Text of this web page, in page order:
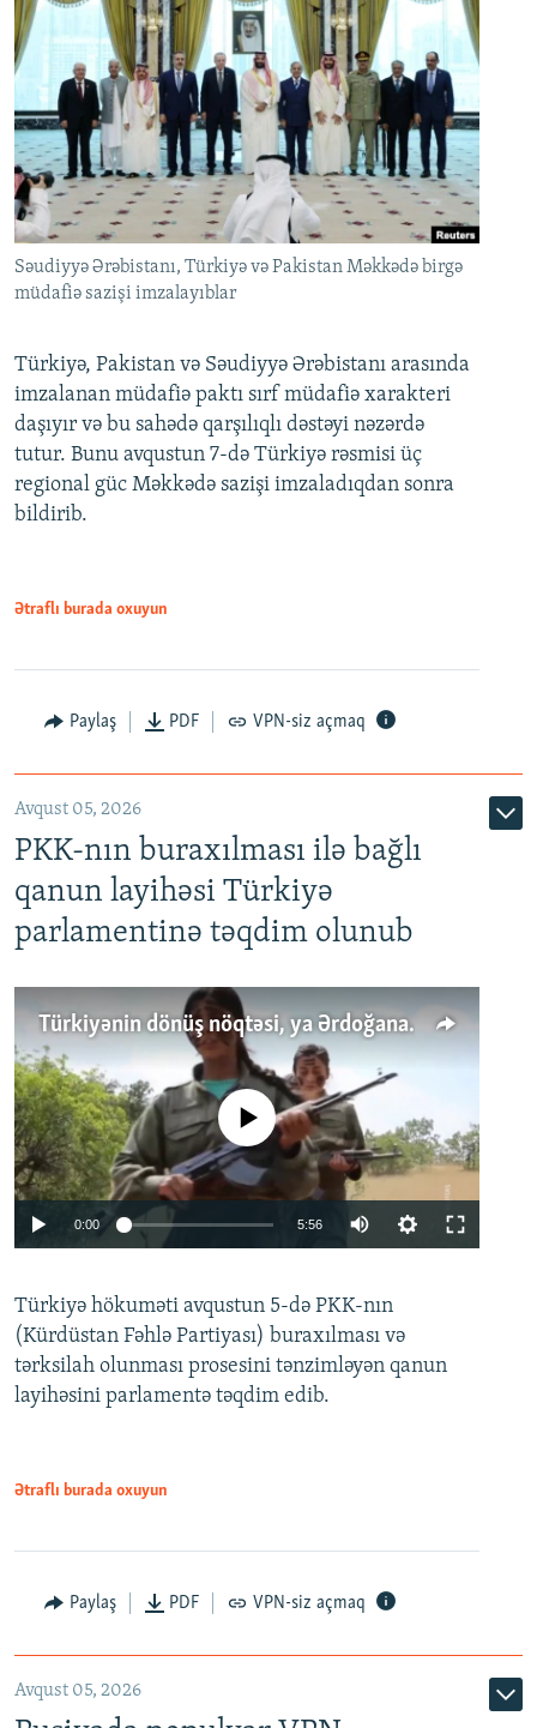
Səudiyyə Ərəbistanı, Türkiyə və Pakistan Məkkədə birgə
müdafiə sazişi imzalayıblar
Türkiyə, Pakistan və Səudiyyə Ərəbistanı arasında
imzalanan müdafiə paktı sırf müdafiə xarakteri
daşıyır və bu sahədə qarşılıqlı dəstəyi nəzərdə
tutur. Bunu avqustun 7-də Türkiyə rəsmisi üç
regional güc Məkkədə sazişi imzaladıqdan sonra
bildirib.
Ətraflı burada oxuyun
Paylaş PDF VPN-siz açmaq
Avqust 05, 2026
PKK-nın buraxılması ilə bağlı
qanun layihəsi Türkiyə
parlamentinə təqdim olunub
Türkiyənin dönüş nöqtəsi, ya Ərdoğana üçüncü şans: PKK ilə qəfil barışıq nə deməkdir?
Auto 240p 360p 480p
720p 1080p
No media source currently available
0:00 5:56
360p
480p
Türkiyə hökuməti avqustun 5-də PKK-nın
(Kürdüstan Fəhlə Partiyası) buraxılması və
tərksilah olunması prosesini tənzimləyən qanun
layihəsini parlamentə təqdim edib.
Ətraflı burada oxuyun
Paylaş PDF VPN-siz açmaq
Avqust 05, 2026